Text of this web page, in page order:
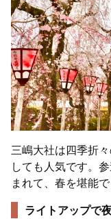
三嶋大社は四季折
しても人気です。
まれて、春を堪能で
ライトアップで